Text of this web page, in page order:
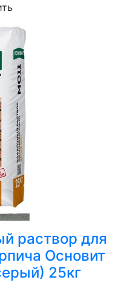
раствор для
Основит
25кг